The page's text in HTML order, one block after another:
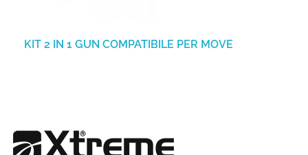
KIT 2 IN 1 GUN COMPATIBILE PER MOVE